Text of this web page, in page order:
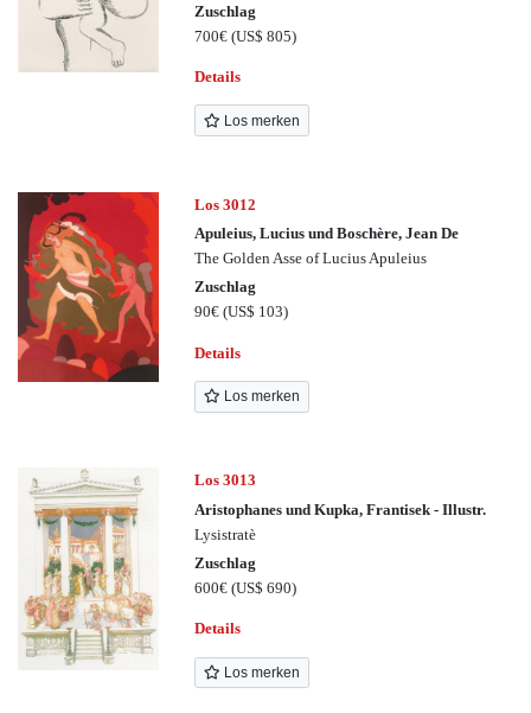
Zuschlag
700€(US$ 805)
Details
Los merken
Los 3012
Apuleius, Lucius und Boschère, Jean De
The Golden Asse of Lucius Apuleius
Zuschlag
90€(US$ 103)
Details
Los merken
Los 3013
Aristophanes und Kupka, Frantisek - Illustr.
Lysistratè
Zuschlag
600€(US$ 690)
Details
Los merken